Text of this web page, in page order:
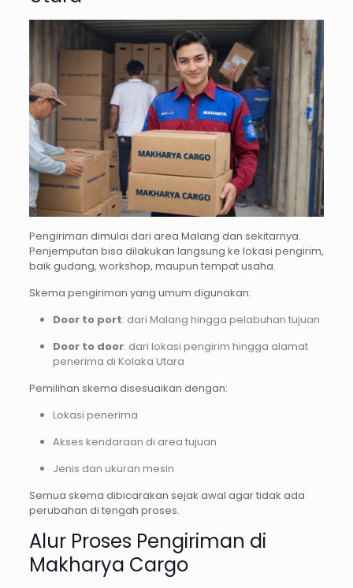
Pengiriman dimulai dari area Malang dan sekitarnya.
Penjemputan bisa dilakukan langsung ke lokasi pengirim,
baik gudang, workshop, maupun tempat usaha.
Skema pengiriman yang umum digunakan:
Door to port: dari Malang hingga pelabuhan tujuan
Door to door: dari lokasi pengirim hingga alamat
penerima di Kolaka Utara
Pemilihan skema disesuaikan dengan:
Lokasi penerima
Akses kendaraan di area tujuan
Jenis dan ukuran mesin
Semua skema dibicarakan sejak awal agar tidak ada
perubahan di tengah proses.
Alur Proses Pengiriman di
Makharya Cargo